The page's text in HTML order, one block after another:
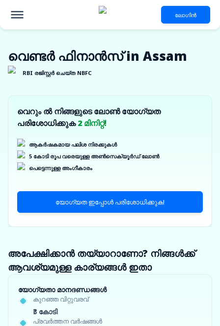
ലോഗിൻ
വെണ്ടർ ഫിനാൻസ് in Assam
RBI രജിസ്റ്റർ ചെയ്ത NBFC
വെറും ൽ നിങ്ങളുടെ ലോൺ യോഗ്യത
പരിശോധിക്കുക2 മിനിറ്റ്!
ആകർഷകമായ പലിശ നിരക്കുകൾ
5 കോടി രൂപ വരെയുള്ള അൺസെക്യൂർഡ് ലോൺ
പെട്ടെന്നുള്ള അംഗീകാരം
യോഗ്യത ഇപ്പോൾ പരിശോധിക്കുക!
അപേക്ഷിക്കാൻ തയ്യാറാണോ? നിങ്ങൾക്ക്
ആവശ്യമുള്ള കാര്യങ്ങൾ ഇതാ
യോഗ്യതാ മാനദണ്ഡങ്ങൾ
കുറഞ്ഞ വിറ്റുവരവ്
₹3 കോടി
പ്രവർത്തന വർഷങ്ങൾ